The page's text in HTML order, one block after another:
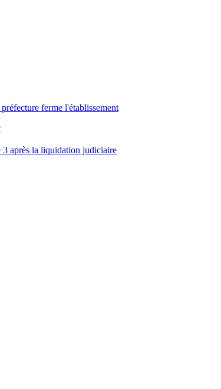
ferme l'établissement
après la liquidation judiciaire